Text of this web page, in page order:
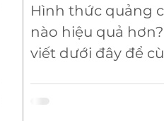
Hình thức quảng
nào hiệu quả
viết dưới đây để